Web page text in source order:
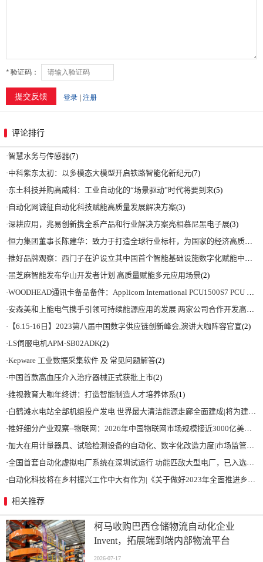
评论排行
·智慧水务与传感器(7)
·中科紫东太初：以多模态大模型开启铁路智能化新纪元(7)
·东土科技并购高威科：工业自动化的“场景驱动”时代将要到来(5)
· 自动化网诚征自动化科技赋能高质量发展解决方案(3)
·深耕应用，兆易创新携全系产品和行业解决方案亮相慕尼黑电子展(3)
·恒力集团董事长陈建华：致力于打造全球行业标杆，为国家的经济高质量发展贡献更大力量|上海电气集团党委书记、董事长吴磊来访
·推好品牌观察：西门子在沪设立其中国首个智能基础设施数字化赋能中心
·黑芝麻智能发布华山开发者计划 高质量赋能多元应用场景(2)
·WOODHEAD通讯卡备品备件：Applicom International PCU1500S7 PCU 1500 S7 V4.5.0
·安森美和上能电气携手引领可持续能源应用的发展 两家公司合作开发高性能储能和太阳能组串式逆变器方案 以实现可持续的未来
· 【6.15-16日】2023第八届中国数字供应链创新峰会,演讲大咖阵容官宣(2)
·LS伺服电机APM-SB02ADK(2)
·Kepware 工业数据采集软件 及 常见问题解答(2)
·中国首款高血压介入治疗器械正式获批上市(2)
·维视教育大咖年终讲：打造智能制造人才培养体系(1)
·白鹤滩水电站全部机组投产发电 世界最大清洁能源走廊全面建成|将为建设新型能源体系、保障国家能源安全、实现“双碳”目标提供有力支撑
·推好细分产业观察--物联网：2026年中国物联网市场规模接近3000亿美元 智慧工厂、智慧城市、智慧电网等将占60%以上
·加大在用计量器具、试验检测设备的自动化、数字化改造力度|市场监管总局 工业和信息化部 关于促进企业计量能力提升的指导意见
·全国首套自动化虚拟电厂系统在深圳试运行 功能匹敌大型电厂，已入选国际典型案例
· 自动化科技将在乡村振兴工作中大有作为|《关于做好2023年全面推进乡村振兴重点工作的意见》发布
相关推荐
柯马收购巴西仓储物流自动化企业
Invent，拓展端到端内部物流平台
2026-07-17